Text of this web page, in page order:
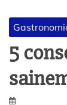
5